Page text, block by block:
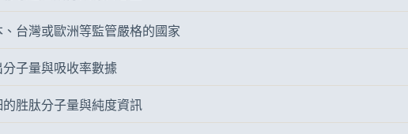
、台灣或歐洲等監管嚴格的國家
分子量與吸收率數據
的胜肽分子量與純度資訊